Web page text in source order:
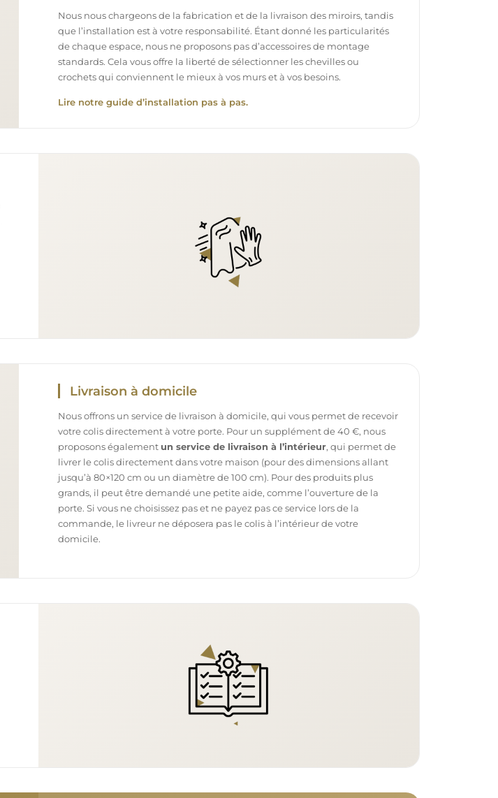
Nous nous chargeons de la fabrication et de la livraison des miroirs, tandis
que l’installation est à votre responsabilité. Étant donné les particularités
de chaque espace, nous ne proposons pas d’accessoires de montage
standards. Cela vous offre la liberté de sélectionner les chevilles ou
crochets qui conviennent le mieux à vos murs et à vos besoins.
Lire notre guide d’installation pas à pas.
Livraison à domicile
Nous offrons un service de livraison à domicile, qui vous permet de recevoir
votre colis directement à votre porte. Pour un supplément de 40 €, nous
proposons également un service de livraison à l’intérieur, qui permet de
livrer le colis directement dans votre maison (pour des dimensions allant
jusqu’à 80×120 cm ou un diamètre de 100 cm). Pour des produits plus
grands, il peut être demandé une petite aide, comme l’ouverture de la
porte. Si vous ne choisissez pas et ne payez pas ce service lors de la
commande, le livreur ne déposera pas le colis à l’intérieur de votre
domicile.